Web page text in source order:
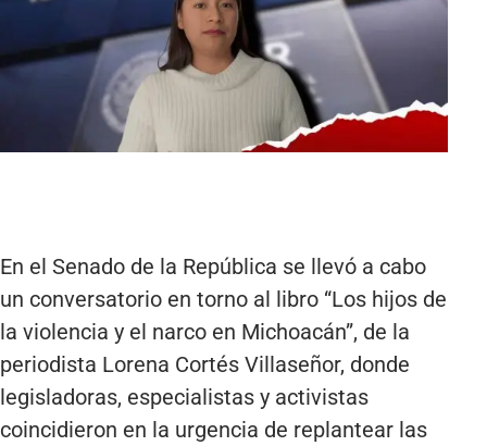
En el Senado de la República se llevó a cabo
un conversatorio en torno al libro “Los hijos de
la violencia y el narco en Michoacán”, de la
periodista Lorena Cortés Villaseñor, donde
legisladoras, especialistas y activistas
coincidieron en la urgencia de replantear las